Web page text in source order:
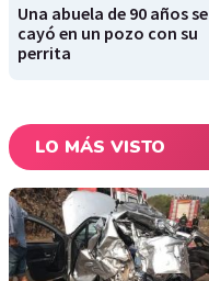
Una abuela de 90 años se
cayó en un pozo con su
perrita
LO MÁS VISTO